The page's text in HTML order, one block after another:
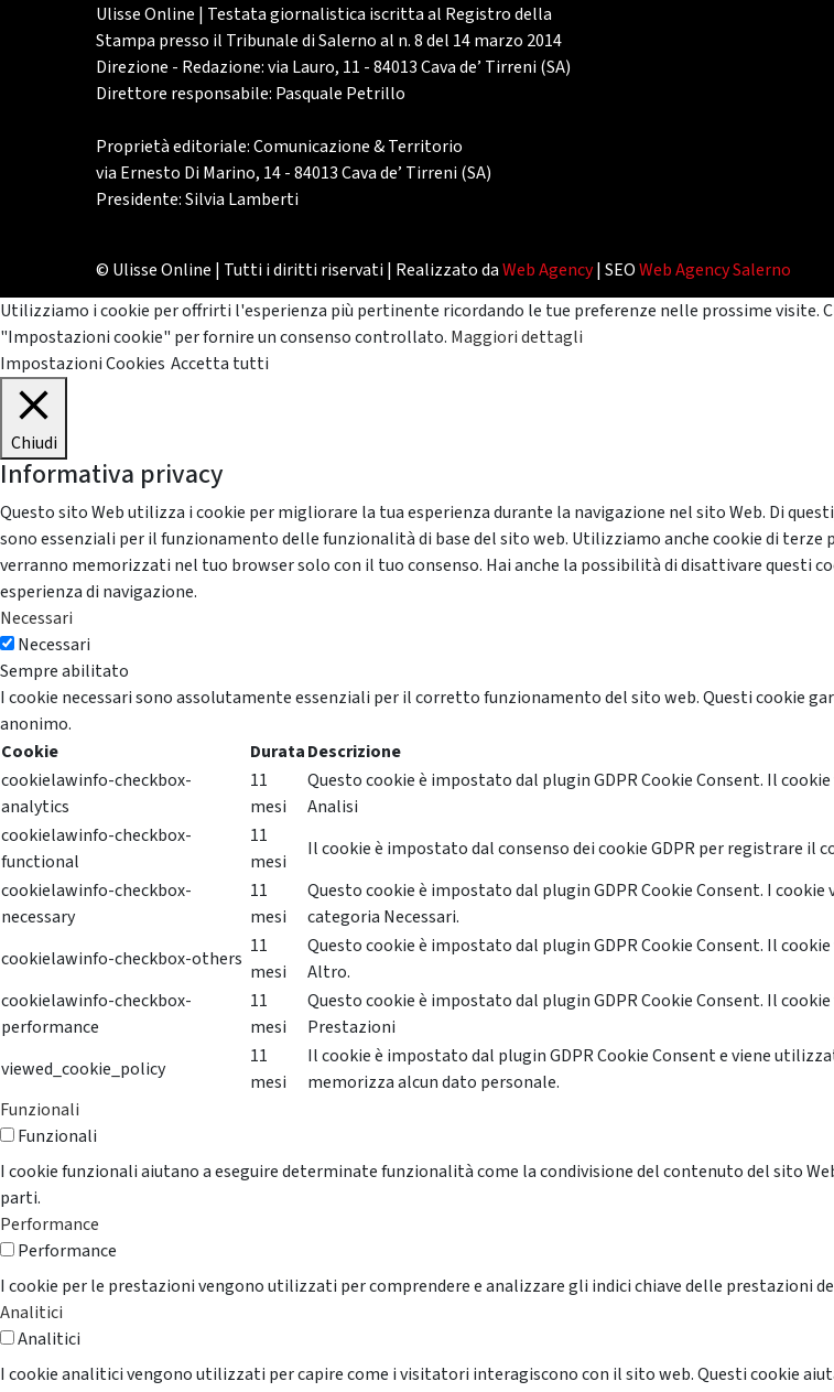
Ulisse Online | Testata giornalistica iscritta al Registro della
Stampa presso il Tribunale di Salerno al n. 8 del 14 marzo 2014
Direzione - Redazione: via Lauro, 11 - 84013 Cava de’ Tirreni (SA)
Direttore responsabile: Pasquale Petrillo
Proprietà editoriale: Comunicazione & Territorio
via Ernesto Di Marino, 14 - 84013 Cava de’ Tirreni (SA)
Presidente: Silvia Lamberti
© Ulisse Online | Tutti i diritti riservati | Realizzato daWeb Agency| SEOWeb Agency Salerno
Utilizziamo i cookie per offrirti l'esperienza più pertinente ricordando le tue preferenze nelle prossime visite.
"Impostazioni cookie" per fornire un consenso controllato. Maggiori dettagli
Impostazioni Cookies Accetta tutti
Chiudi
Informativa privacy
Questo sito Web utilizza i cookie per migliorare la tua esperienza durante la navigazione nel sito Web. Di
sono essenziali per il funzionamento delle funzionalità di base del sito web. Utilizziamo anche cookie di
verranno memorizzati nel tuo browser solo con il tuo consenso. Hai anche la possibilità di disattivare questi
esperienza di navigazione.
Necessari
Necessari
Sempre abilitato
I cookie necessari sono assolutamente essenziali per il corretto funzionamento del sito web. Questi cookie
anonimo.
Cookie
DurataDescrizione
cookielawinfo-checkbox-
analytics
11
mesi
Questo cookie è impostato dal plugin GDPR Cookie Consent. Il
Analisi
cookielawinfo-checkbox-
functional
11
mesi
Il cookie è impostato dal consenso dei cookie GDPR per registrare
cookielawinfo-checkbox-
necessary
11
mesi
Questo cookie è impostato dal plugin GDPR Cookie Consent. I
categoria Necessari.
cookielawinfo-checkbox-others
11
mesi
Questo cookie è impostato dal plugin GDPR Cookie Consent. Il
Altro.
cookielawinfo-checkbox-
performance
11
mesi
Questo cookie è impostato dal plugin GDPR Cookie Consent. Il
Prestazioni
viewed_cookie_policy
11
mesi
Il cookie è impostato dal plugin GDPR Cookie Consent e viene
memorizza alcun dato personale.
Funzionali
Funzionali
I cookie funzionali aiutano a eseguire determinate funzionalità come la condivisione del contenuto del sito
parti.
Performance
Performance
I cookie per le prestazioni vengono utilizzati per comprendere e analizzare gli indici chiave delle prestazioni
Analitici
Analitici
I cookie analitici vengono utilizzati per capire come i visitatori interagiscono con il sito web. Questi cookie